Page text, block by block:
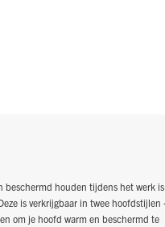
beschermd houden tijdens het werk
is verkrijgbaar in twee hoofdstijlen
om je hoofd warm en beschermd te